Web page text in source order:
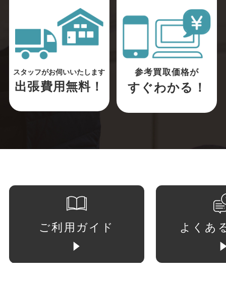
スタッフがお伺いいたします
出張費用無料！
参考買取価格が
すぐわかる！
ご利用ガイド よくあ